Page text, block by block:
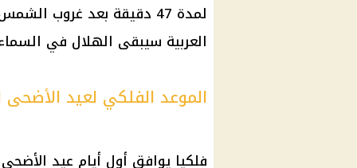
لمدة 47 دقيقة بعد غروب
العربية سيبقى الهلال في السماء فترات
الموعد الفلكي لعيد الأضحى